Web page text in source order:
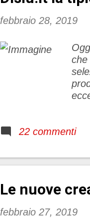
febbraio 28, 2019
che
Sul
22 commenti
Le nuove
febbraio 27, 2019